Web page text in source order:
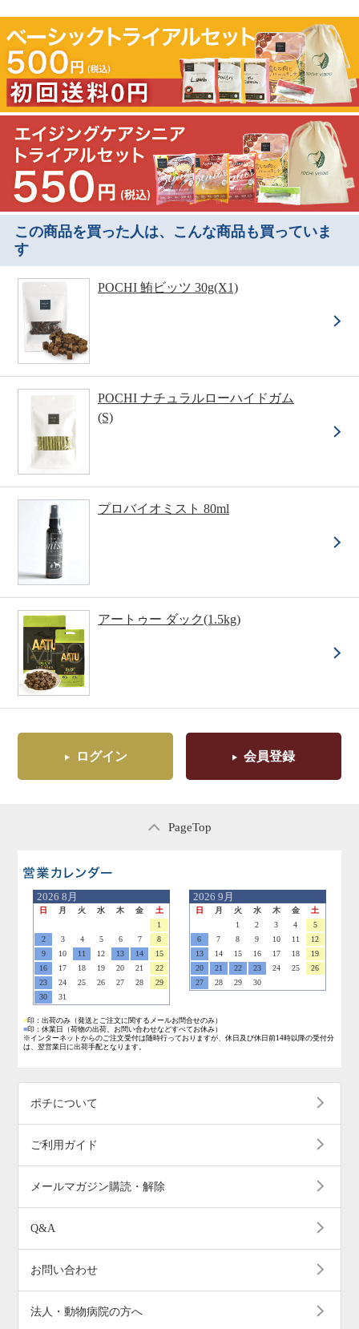
この商品を買った人は、こんな商品も買っていま
す
POCHI 鮪ビッツ 30g(X1)
POCHI ナチュラルローハイドガム
(S)
プロバイオミスト 80ml
アートゥー ダック(1.5kg)
ログイン 会員登録
PageTop
2026 8月
日 月 火 水 木 金
土
1
2
3 4 5 6 7
8
9
10 11 12 13 14
15
16
17 18 19 20 21
22
23
24 25 26 27 28
29
30
31
2026 9月
日 月 火 水 木 金
土
1
2 3 4
5
6
7 8 9 10 11
12
13
14 15 16 17 18
19
20
21 22 23 24 25
26
27
28 29 30
■印：出荷のみ （発送とご注文に関するメールお問合せのみ）
■印：休業日
（荷物の出荷、お問い合わせなどすべてお休み）
※インターネットからのご注文受付は随時行っておりますが、休日及び休日前14時以降の受付分
は、翌営業日に出荷手配となります。
ポチについて
ご利用ガイド
メールマガジン購読・解除
Q&A
お問い合わせ
法人・動物病院の方へ